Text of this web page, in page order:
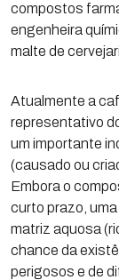
compostos
engenheira
malte de
Atualmente a
representativo
um importante
(causado ou
Embora o
curto prazo,
matriz aquosa
chance da
perigosos e de